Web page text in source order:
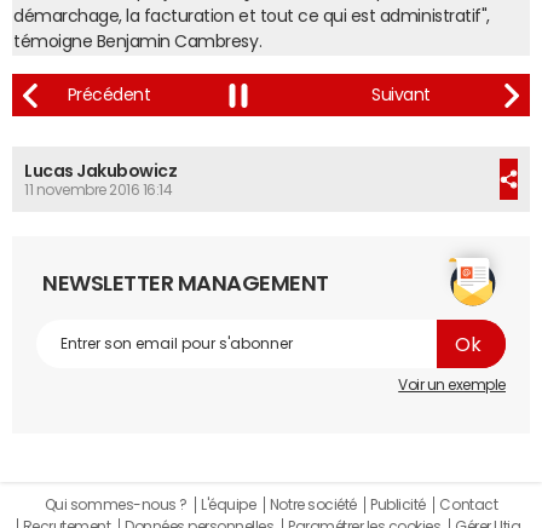
démarchage, la facturation et tout ce qui est administratif",
témoigne Benjamin Cambresy.
Lucas Jakubowicz
11 novembre 2016 16:14
NEWSLETTER MANAGEMENT
Voir un exemple
Qui sommes-nous ? L'équipe Notre société Publicité
Contact